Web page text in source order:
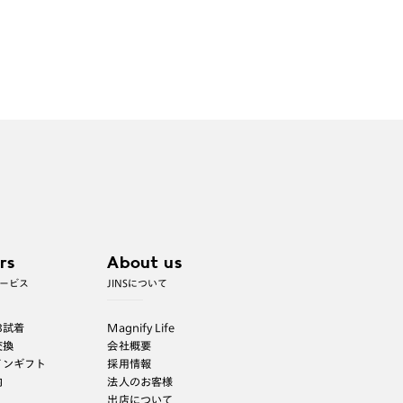
ビス
試着
換
ギフト
About us
JINSについて
Magnify Life
会社概要
採用情報
法人のお客様
出店について